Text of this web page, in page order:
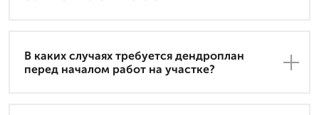
В каких случаях требуется дендроплан
перед началом работ на участке?